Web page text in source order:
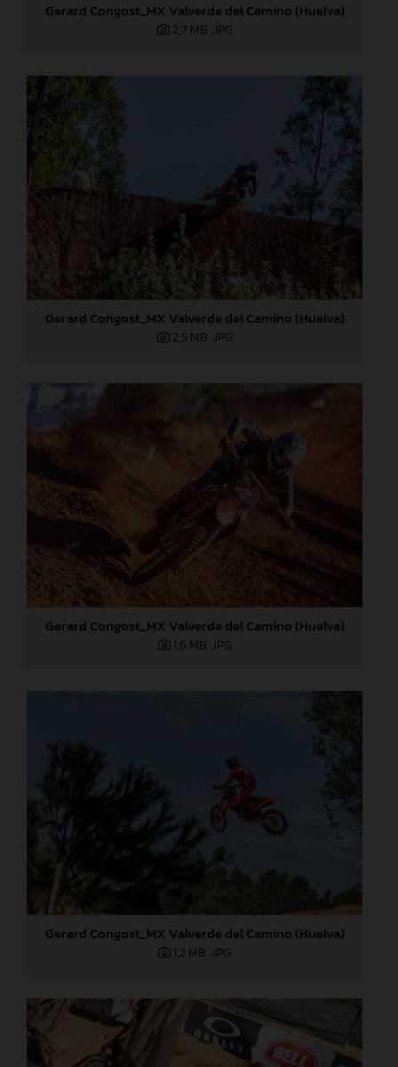
Gerard Congost_MX Valverde del Camino (Huelva)
2,7 MB .JPG
Gerard Congost_MX Valverde del Camino (Huelva)
2,5 MB .JPG
Gerard Congost_MX Valverde del Camino (Huelva)
1,6 MB .JPG
Gerard Congost_MX Valverde del Camino (Huelva)
1,2 MB .JPG